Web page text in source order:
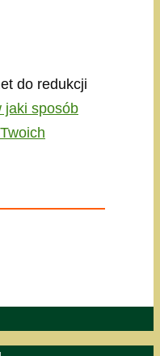
do redukcji
jaki sposób